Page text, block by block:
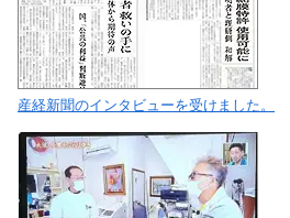
産経新聞のインタビューを受けました。